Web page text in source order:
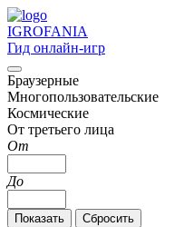
IGROFANIA
Гид онлайн-игр
Браузерные
Многопользовательские
Космические
От третьего лица
От
До